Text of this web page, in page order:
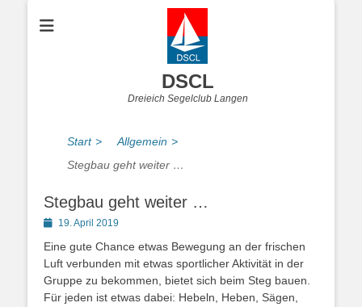
DSCL
Dreieich Segelclub Langen
Start > Allgemein >
Stegbau geht weiter …
Stegbau geht weiter …
Posted19. April 2019
Eine gute Chance etwas Bewegung an der frischen
Luft verbunden mit etwas sportlicher Aktivität in der
Gruppe zu bekommen, bietet sich beim Steg bauen.
Für jeden ist etwas dabei: Hebeln, Heben, Sägen,